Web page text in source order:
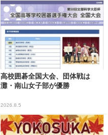
高校囲碁全国大会、団体戦は
灘・南山女子部が優勝
2026.8.5